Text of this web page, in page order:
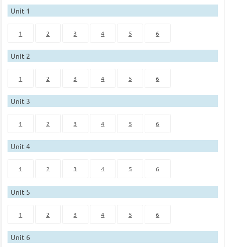
Unit 1
1 2 3 4 5 6
Unit 2
1 2 3 4 5 6
Unit 3
1 2 3 4 5 6
Unit 4
1 2 3 4 5 6
Unit 5
1 2 3 4 5 6
Unit 6